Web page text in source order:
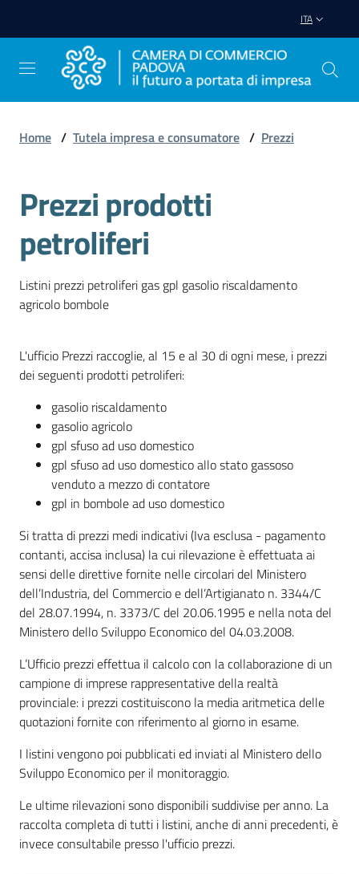
ITA
Gestire
Impresa
Impresa
e
territorio
Tutelare
Impresa
Consumatore
Impresa
Digitale
La
Camera
Prenota
zione
Home / Tutela impresa e consumatore / Prezzi
Prezzi prodotti
petroliferi
Listini prezzi petroliferi gas gpl gasolio riscaldamento
agricolo bombole
L'ufficio Prezzi raccoglie, al 15 e al 30 di ogni mese, i prezzi
dei seguenti prodotti petroliferi:
gasolio riscaldamento
gasolio agricolo
gpl sfuso ad uso domestico
gpl sfuso ad uso domestico allo stato gassoso
venduto a mezzo di contatore
gpl in bombole ad uso domestico
Si tratta di prezzi medi indicativi (Iva esclusa - pagamento
contanti, accisa inclusa) la cui rilevazione è effettuata ai
sensi delle direttive fornite nelle circolari del Ministero
dell’Industria, del Commercio e dell’Artigianato n. 3344/C
del 28.07.1994, n. 3373/C del 20.06.1995 e nella nota del
Ministero dello Sviluppo Economico del 04.03.2008.
L’Ufficio prezzi effettua il calcolo con la collaborazione di un
campione di imprese rappresentative della realtà
provinciale: i prezzi costituiscono la media aritmetica delle
quotazioni fornite con riferimento al giorno in esame.
I listini vengono poi pubblicati ed inviati al Ministero dello
Sviluppo Economico per il monitoraggio.
Le ultime rilevazioni sono disponibili suddivise per anno. La
raccolta completa di tutti i listini, anche di anni precedenti, è
invece consultabile presso l'ufficio prezzi.